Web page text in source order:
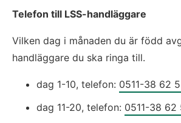
Telefon till LSS-handläggare
Vilken dag i månaden du är född
handläggare du ska ringa till.
dag 1-10, telefon: 0511-38 62
dag 11-20, telefon: 0511-38 62